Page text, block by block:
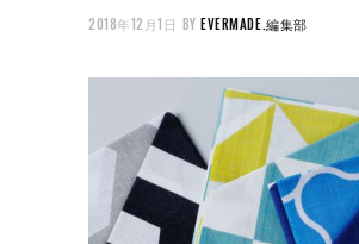
2018年12月1日 BYEVERMADE.編集部